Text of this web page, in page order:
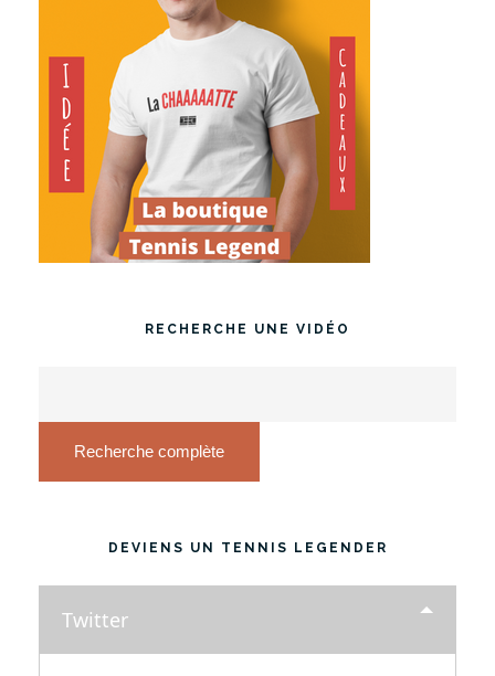
RECHERCHE UNE VIDÉO
Recherche complète
DEVIENS UN TENNIS LEGENDER
Twitter